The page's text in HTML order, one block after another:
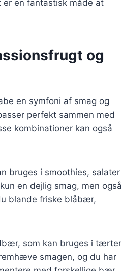
en fantastisk måde at
og
en symfoni af smag og
perfekt sammen med
kombinationer kan også
bruges i smoothies, salater
en dejlig smag, men også
blande friske blåbær,
som kan bruges i tærter
smagen, og du har